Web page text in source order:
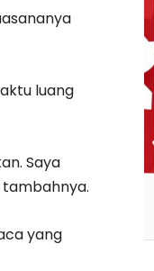
luang
Saya
yang